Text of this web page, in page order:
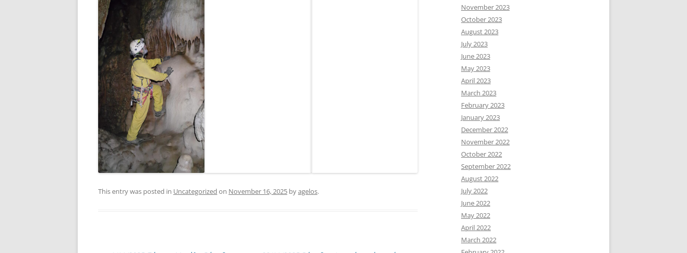
This entry was posted in Uncategorized on November 16, 2025 byagelos.
November 2023
October 2023
August 2023
July 2023
June 2023
May 2023
April 2023
March 2023
February 2023
January 2023
December 2022
November 2022
October 2022
September 2022
August 2022
July 2022
June 2022
May 2022
April 2022
March 2022